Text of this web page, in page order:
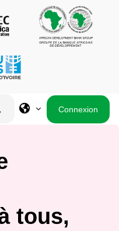
Recherche de cours
Connexion
tous,